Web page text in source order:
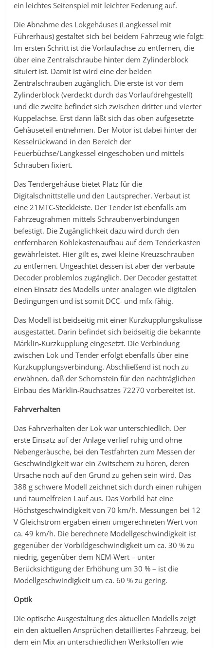
ein leichtes Seitenspiel mit leichter Federung auf.
Die Abnahme des Lokgehäuses (Langkessel mit
Führerhaus) gestaltet sich bei beidem Fahrzeug wie folgt:
Im ersten Schritt ist die Vorlaufachse zu entfernen, die
über eine Zentralschraube hinter dem Zylinderblock
situiert ist. Damit ist wird eine der beiden
Zentralschrauben zugänglich. Die erste ist vor dem
Zylinderblock (verdeckt durch das Vorlaufdrehgestell)
und die zweite befindet sich zwischen dritter und vierter
Kuppelachse. Erst dann läßt sich das oben aufgesetzte
Gehäuseteil entnehmen. Der Motor ist dabei hinter der
Kesselrückwand in den Bereich der
Feuerbüchse/Langkessel eingeschoben und mittels
Schrauben fixiert.
Das Tendergehäuse bietet Platz für die
Digitalschnittstelle und den Lautsprecher. Verbaut ist
eine 21MTC-Steckleiste. Der Tender ist ebenfalls am
Fahrzeugrahmen mittels Schraubenverbindungen
befestigt. Die Zugänglichkeit dazu wird durch den
entfernbaren Kohlekastenaufbau auf dem Tenderkasten
gewährleistet. Hier gilt es, zwei kleine Kreuzschrauben
zu entfernen. Ungeachtet dessen ist aber der verbaute
Decoder problemlos zugänglich. Der Decoder gestattet
einen Einsatz des Modells unter analogen wie digitalen
Bedingungen und ist somit DCC- und mfx-fähig.
Das Modell ist beidseitig mit einer Kurzkupplungskulisse
ausgestattet. Darin befindet sich beidseitig die bekannte
Märklin-Kurzkupplung eingesetzt. Die Verbindung
zwischen Lok und Tender erfolgt ebenfalls über eine
Kurzkupplungsverbindung. Abschließend ist noch zu
erwähnen, daß der Schornstein für den nachträglichen
Einbau des Märklin-Rauchsatzes 72270 vorbereitet ist.
Fahrverhalten
Das Fahrverhalten der Lok war unterschiedlich. Der
erste Einsatz auf der Anlage verlief ruhig und ohne
Nebengeräusche, bei den Testfahrten zum Messen der
Geschwindigkeit war ein Zwitschern zu hören, deren
Ursache noch auf den Grund zu gehen sein wird. Das
388 g schwere Modell zeichnet sich durch einen ruhigen
und taumelfreien Lauf aus. Das Vorbild hat eine
Höchstgeschwindigkeit von 70 km/h. Messungen bei 12
V Gleichstrom ergaben einen umgerechneten Wert von
ca. 49 km/h. Die berechnete Modellgeschwindigkeit ist
gegenüber der Vorbildgeschwindigkeit um ca. 30 % zu
niedrig, gegenüber dem NEM-Wert – unter
Berücksichtigung der Erhöhung um 30 % – ist die
Modellgeschwindigkeit um ca. 60 % zu gering.
Optik
Die optische Ausgestaltung des aktuellen Modells zeigt
ein den aktuellen Ansprüchen detailliertes Fahrzeug, bei
dem ein Mix an unterschiedlichen Werkstoffen wie